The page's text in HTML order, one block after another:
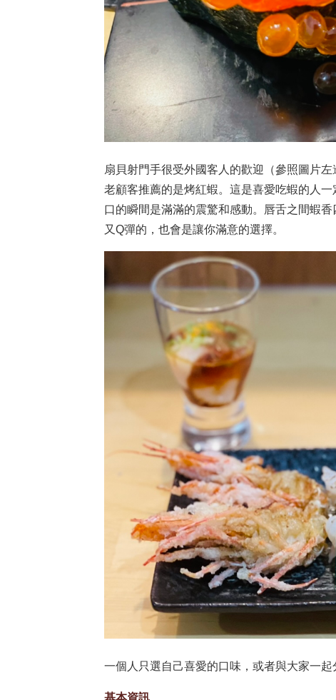
扇貝射門手很受外國客人的歡迎（參照圖片
老顧客推薦的是烤紅蝦。這是喜愛吃蝦的人
口的瞬間是滿滿的震驚和感動。唇舌之間蝦
又Q彈的，也會是讓你滿意的選擇。
一個人只選自己喜愛的口味，或者與大家一
基本資訊